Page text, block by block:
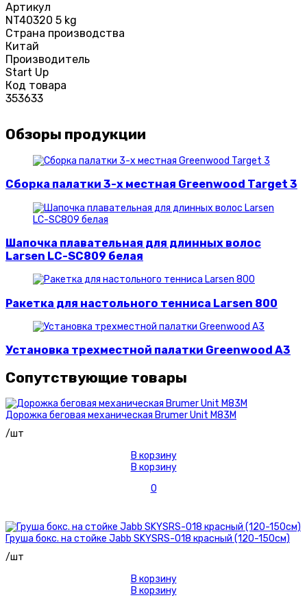
Артикул
NT40320 5 kg
Страна производства
Китай
Производитель
Start Up
Код товара
353633
Обзоры продукции
Сборка палатки 3-х местная Greenwood Target 3
Шапочка плавательная для длинных волос
Larsen LC-SC809 белая
Ракетка для настольного тенниса Larsen 800
Установка трехместной палатки Greenwood A3
Сопутствующие товары
Дорожка беговая механическая Brumer Unit M83M
/шт
В корзину
В корзину
0
Груша бокс. на стойке Jabb SKYSRS-018 красный (120-150см)
/шт
В корзину
В корзину